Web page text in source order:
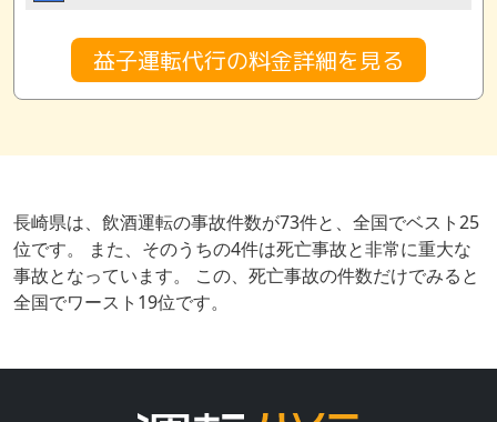
益子運転代行の料金詳細を見る
長崎県は、飲酒運転の事故件数が73件と、全国でベスト25
位です。 また、そのうちの4件は死亡事故と非常に重大な
事故となっています。 この、死亡事故の件数だけでみると
全国でワースト19位です。